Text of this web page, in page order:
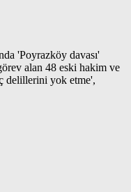
'Poyrazköy davası'
alan 48 eski hakim ve
delillerini yok etme',